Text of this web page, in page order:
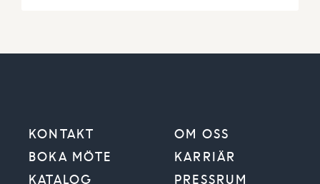
KONTAKT
BOKA MÖTE
KATALOG
OM OSS
KARRIÄR
PRESSRUM